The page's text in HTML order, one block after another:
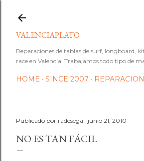
VALENCIAPLATO
Reparaciones de tablas de surf, longboard,
race en Valencia. Trabajamos todo tipo de
HOME SINCE 2007
Publicado por radesega junio 21, 2010
NO ES TAN FÁCIL